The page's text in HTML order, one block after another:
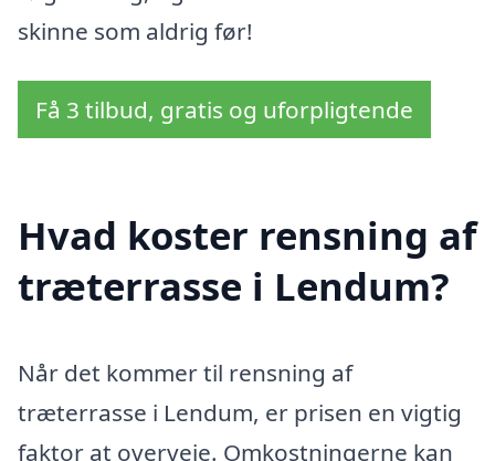
skinne som aldrig før!
Få 3 tilbud, gratis og uforpligtende
Hvad koster rensning af
træterrasse i Lendum?
Når det kommer til rensning af
træterrasse i Lendum, er prisen en vigtig
faktor at overveje. Omkostningerne kan